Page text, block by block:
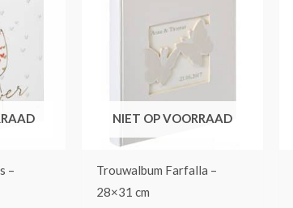
–
NIET OP VOORRAAD
Trouwalbum Farfalla –
28×31 cm